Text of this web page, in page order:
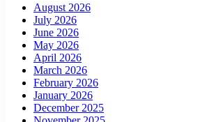
August 2026
July 2026
June 2026
May 2026
April 2026
March 2026
February 2026
January 2026
December 2025